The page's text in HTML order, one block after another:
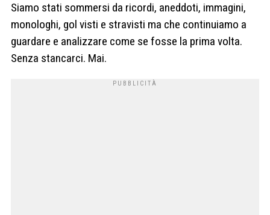
Siamo stati sommersi da ricordi, aneddoti, immagini,
monologhi, gol visti e stravisti ma che continuiamo a
guardare e analizzare come se fosse la prima volta.
Senza stancarci. Mai.